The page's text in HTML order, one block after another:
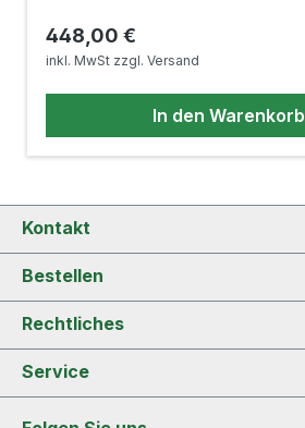
Regulärer Preis:
448,00 €
inkl. MwSt zzgl. Versand
In den Warenkorb
Kontakt
Bestellen
Rechtliches
Service